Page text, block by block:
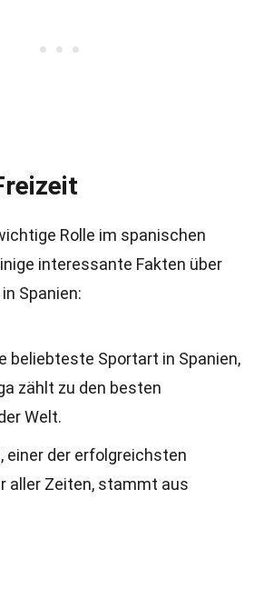
Rolle im spanischen
interessante Fakten über
Spanien:
beliebteste Sportart in Spanien,
zählt zu den besten
Welt.
einer der erfolgreichsten
aller Zeiten, stammt aus